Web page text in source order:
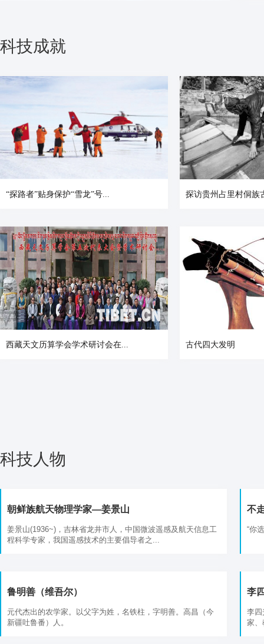
科技成就
“探路者”贴身保护“雪龙”号... 探访贵州占里村侗族
西藏天文历算学会学术研讨会在... 古代四大发明
科技人物
朝鲜族航天物理学家—姜景山
姜景山(1936~)，吉林省龙井市人，中国微波遥感及航天信息工
程科学专家，我国遥感技术的主要倡导者之...
不
“你
鲁明善（维吾尔）
元代杰出的农学家。以父字为姓，名铁柱，字明善。高昌（今
新疆吐鲁番）人。
李
李四
家、